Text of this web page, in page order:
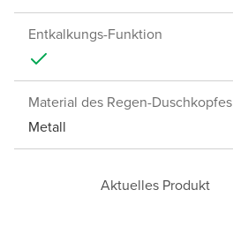
Entkalkungs-Funktion
Material des Regen-Duschkopfes
Metall
Aktuelles Produkt